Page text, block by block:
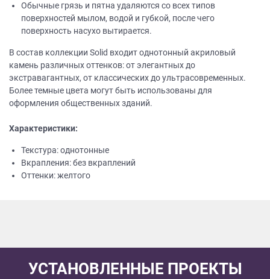
Обычные грязь и пятна удаляются со всех типов
поверхностей мылом, водой и губкой, после чего
поверхность насухо вытирается.
В состав коллекции Solid входит однотонный акриловый
камень различных оттенков: от элегантных до
экстравагантных, от классических до ультрасовременных.
Более темные цвета могут быть использованы для
оформления общественных зданий.
Характеристики:
Текстура: однотонные
Вкрапления: без вкраплений
Оттенки: желтого
УСТАНОВЛЕННЫЕ ПРОЕКТЫ